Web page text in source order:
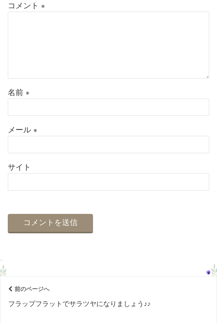
コメント ※
名前 ※
メール ※
サイト
前のページへ
フラップフラットでサラツヤになりましょう♪♪